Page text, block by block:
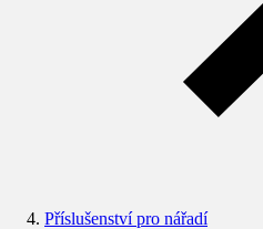
Příslušenství pro nářadí